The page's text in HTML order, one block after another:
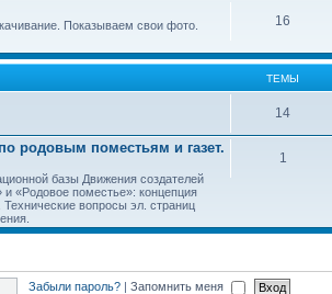
Показываем свои фото. 16
ТЕМЫ
14
родовым поместьям и газет.
базы Движения создателей
«Родовое поместье»: концепция
вопросы эл. страниц
1
Забыли пароль? | Запомнить меня